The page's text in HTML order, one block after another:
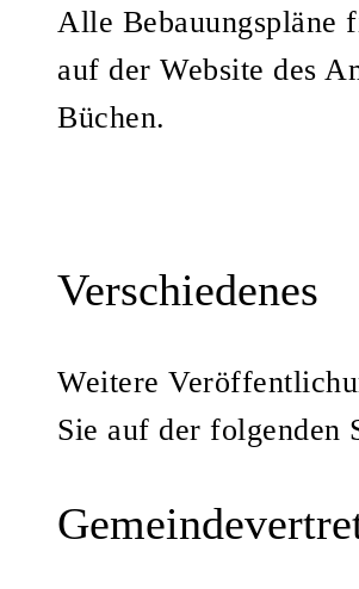
Alle Bebauungspläne
auf der Website des
Büchen.
Verschiedenes
Weitere
Sie auf der folgenden